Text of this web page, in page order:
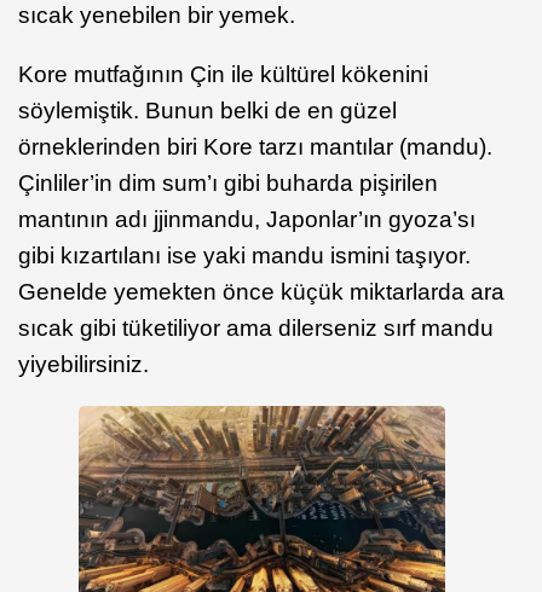
sıcak yenebilen bir yemek.
Kore mutfağının Çin ile kültürel kökenini
söylemiştik. Bunun belki de en güzel
örneklerinden biri Kore tarzı mantılar (mandu).
Çinliler’in dim sum’ı gibi buharda pişirilen
mantının adı jjinmandu, Japonlar’ın gyoza’sı
gibi kızartılanı ise yaki mandu ismini taşıyor.
Genelde yemekten önce küçük miktarlarda ara
sıcak gibi tüketiliyor ama dilerseniz sırf mandu
yiyebilirsiniz.